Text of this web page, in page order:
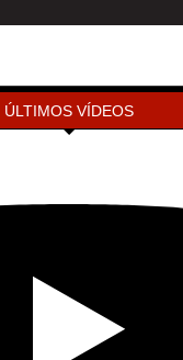
ÚLTIMOS VÍDEOS